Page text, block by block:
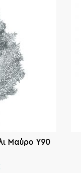
Μαύρο Υ90